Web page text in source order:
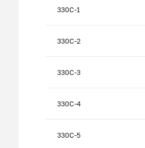
330C-1
330C-2
330C-3
330C-4
330C-5